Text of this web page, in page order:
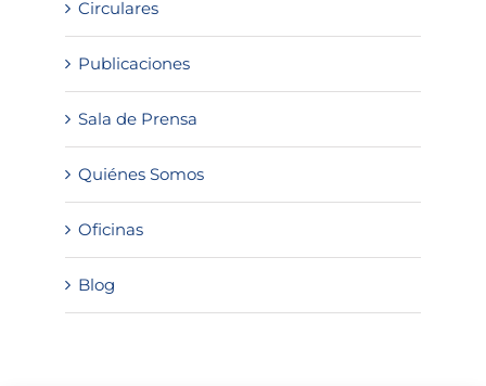
Circulares
Publicaciones
Sala de Prensa
Quiénes Somos
Oficinas
Blog